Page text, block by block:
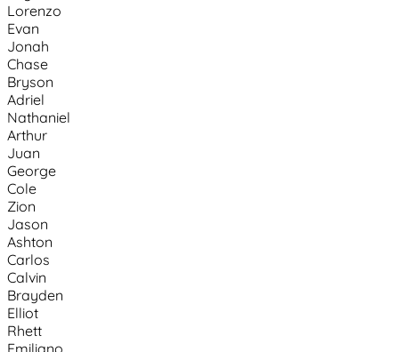
Lorenzo
Evan
Jonah
Chase
Bryson
Adriel
Nathaniel
Arthur
Juan
George
Cole
Zion
Jason
Ashton
Carlos
Calvin
Brayden
Elliot
Rhett